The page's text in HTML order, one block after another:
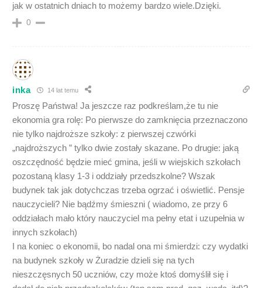
jak w ostatnich dniach to możemy bardzo wiele.Dzięki.
0
inka 14 lat temu
Proszę Państwa! Ja jeszcze raz podkreślam,że tu nie
ekonomia gra rolę: Po pierwsze do zamknięcia przeznaczono
nie tylko najdroższe szkoły: z pierwszej czwórki
„najdroższych ” tylko dwie zostały skazane. Po drugie: jaką
oszczędność będzie mieć gmina, jeśli w wiejskich szkołach
pozostaną klasy 1-3 i oddziały przedszkolne? Wszak
budynek tak jak dotychczas trzeba ogrzać i oświetlić. Pensje
nauczycieli? Nie bądźmy śmieszni ( wiadomo, ze przy 6
oddziałach mało który nauczyciel ma pełny etat i uzupełnia w
innych szkołach)
I na koniec o ekonomii, bo nadal ona mi śmierdzi: czy wydatki
na budynek szkoły w Żuradzie dzieli się na tych
nieszczęsnych 50 uczniów, czy może ktoś domyślił się i